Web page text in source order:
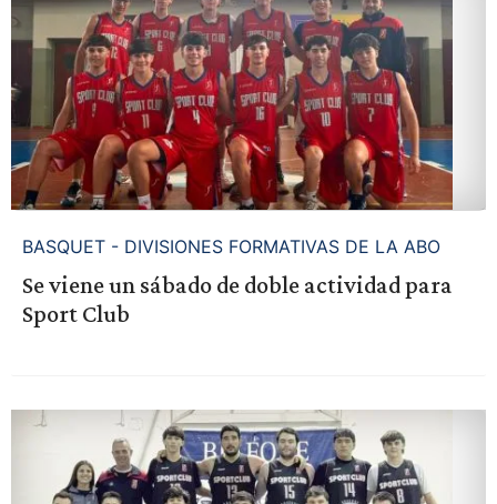
BASQUET - DIVISIONES FORMATIVAS DE LA ABO
Se viene un sábado de doble actividad para
Sport Club